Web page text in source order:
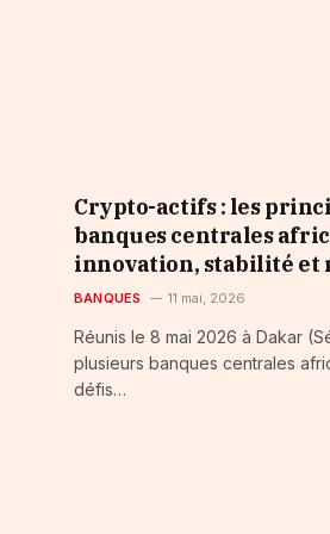
Crypto-actifs : les
banques centrales
innovation, stabilité et
BANQUES 11 mai, 2026
Réunis le 8 mai 2026 à Dakar
plusieurs banques centrales
défis…